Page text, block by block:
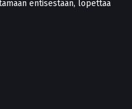
entisestään, lopettaa